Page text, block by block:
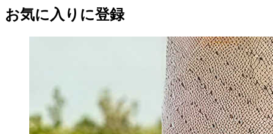
お気に入りに登録